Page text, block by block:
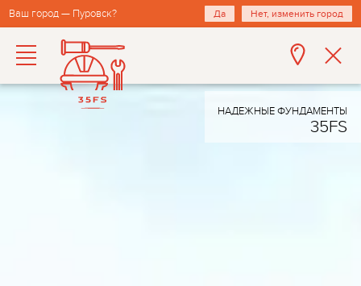
Ваш город — Пуровск? Да Нет, изменить город
НАДЕЖНЫЕ ФУНДАМЕНТЫ
35FS